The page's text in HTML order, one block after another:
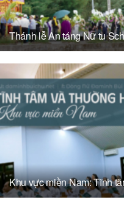
Thánh lễ An táng Nữ tu
Khu vực miền Nam: Tĩnh